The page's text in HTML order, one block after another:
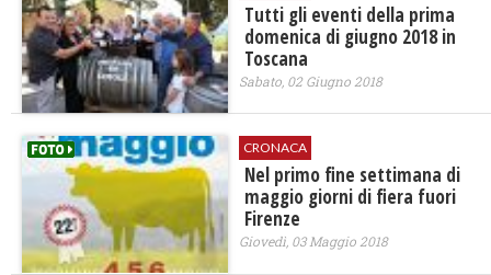
Tutti gli eventi della prima
domenica di giugno 2018 in
Toscana
Sabato, 02 Giugno 2018
CRONACA
Nel primo fine settimana di
maggio giorni di fiera fuori
Firenze
Giovedì, 03 Maggio 2018